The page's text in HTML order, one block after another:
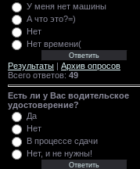
У меня нет машины
А что это?=)
Нет
Нет времени(
Результаты
Архив опросов
Всего ответов: 49
Есть ли у Вас водительское
удостоверение?
Да
Нет
В процессе сдачи
Нет, и не нужны!